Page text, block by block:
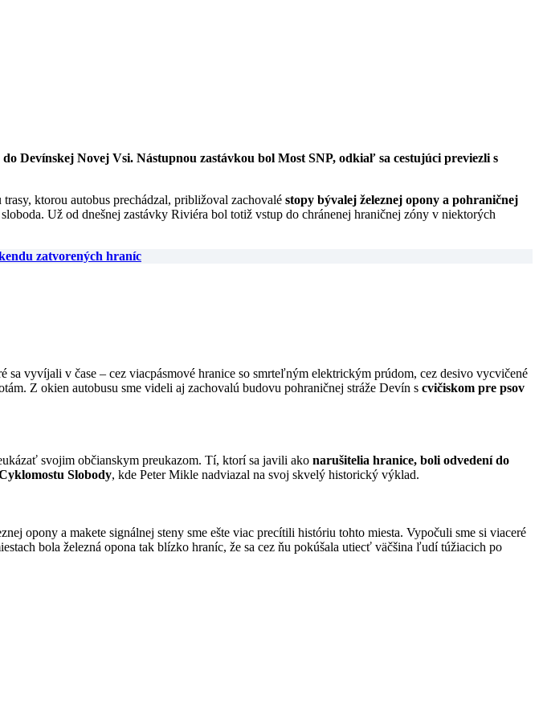
Devínskej Novej Vsi. Nástupnou zastávkou bol Most SNP, odkiaľ sa cestujúci previezli s
ktorou autobus prechádzal, približoval zachovalé stopy bývalej železnej opony a pohraničnej
Už od dnešnej zastávky Riviéra bol totiž vstup do chránenej hraničnej zóny v niektorých
zatvorených hraníc
sa vyvíjali v čase – cez viacpásmové hranice so smrteľným elektrickým prúdom, cez desivo vycvičené
Z okien autobusu sme videli aj zachovalú budovu pohraničnej stráže Devín s cvičiskom pre psov
svojim občianskym preukazom. Tí, ktorí sa javili ako narušitelia hranice, boli odvedení do
Slobody, kde Peter Mikle nadviazal na svoj skvelý historický výklad.
opony a makete signálnej steny sme ešte viac precítili históriu tohto miesta. Vypočuli sme si viaceré
bola železná opona tak blízko hraníc, že sa cez ňu pokúšala utiecť väčšina ľudí túžiacich po